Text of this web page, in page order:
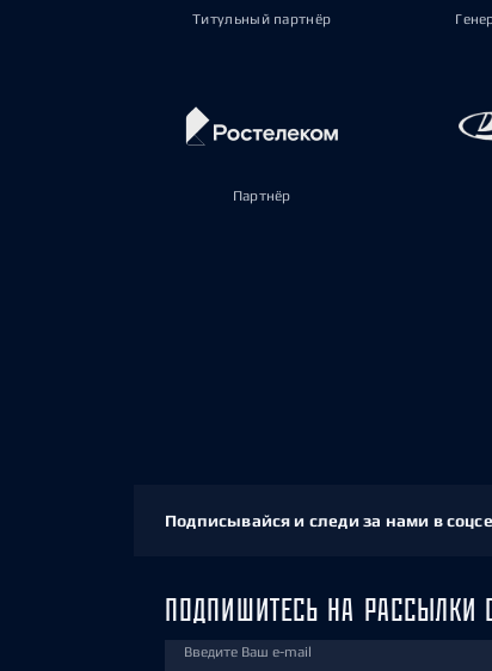
Титульный партнёр
Партнёр
Подписывайся и следи за нами в
ПОДПИШИТЕСЬ НА РАССЫЛКИ
Введите Ваш e-mail